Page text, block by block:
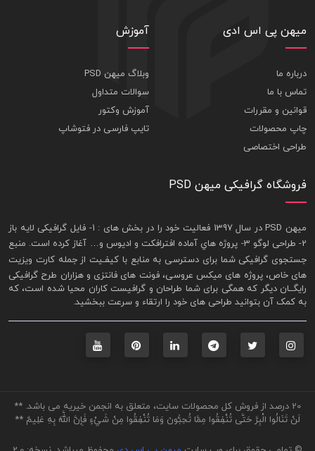
میهن پی اس ادی
درباره ما
تماس با ما
قوانین و مقررات
چاپ محصولات
طراحی اختصاصی
آموزش
وبلاگ میهن PSD
سوالات متداول
آموزش وکتور
تایپ فارسی در فتوشاپ
فروشگاه گرافیکی میهن PSD
ميهن PSD در سال 1397 فعاليت خود را در بخش های : 1-
فايل گرافيکی لايه باز
2- طراحی لوگو 3- پروژه هاي آماده افترافکت و اديوس و… آغاز کرده است. منبع
جستجوی گرافيکی شما برای دسترسی به منابع با کيفـيت از جملهکارت ويزيت
های خاص، پروژه های ميکس عروسی، فونت های فانتزی و هزاران طرح گرافیکی
رايگــان ديگر که همگی برای شما طراحان و گرافيست کاران محيا شده است، که
به کمک آن بتوانيد طراحی های خود را ارتقاء و سرعت ببخشيد.
20 درصد از فروش کل محصولات سایت، متعلق به انجمن خیریه می باشد. **
لَنْ تَنَالُوا الْبِرَّ حَتَّى تُنْفِقُوا مِمَّا تُحِبُّونَ وَمَا تُنْفِقُوا مِنْ شَيْءٍ فَإِنَّ اللَّهَ بِهِ عَلِيمٌ **